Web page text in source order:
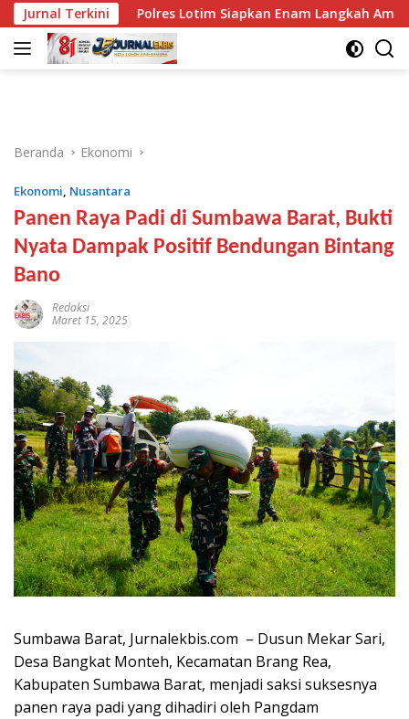
Langsung
ke
konten
Jurnal Terkini
Polres Lotim Siapkan Enam Langkah Amankan HUT RI
Beranda Ekonomi
Ekonomi, Nusantara
Panen Raya Padi di Sumbawa Barat, Bukti
Nyata Dampak Positif Bendungan Bintang
Bano
Redaksi
Maret 15, 2025
Sumbawa Barat, Jurnalekbis.com – Dusun Mekar Sari,
Desa Bangkat Monteh, Kecamatan Brang Rea,
Kabupaten Sumbawa Barat, menjadi saksi suksesnya
panen raya padi yang dihadiri oleh Pangdam